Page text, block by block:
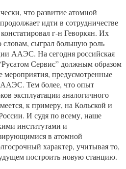
что развитие атомной
идти в сотрудничестве
г-н Геворкян. Их
словам, сыграл большую роль
ААЭС. На сегодня российская
Сервис” должным образом
мероприятия, предусмотренные
Тем более, что опыт
эксплуатации аналогичного
к примеру, на Кольской и
И судя по всему, наше
институтами и
в атомной
характер, учитывая то,
построить новую станцию.